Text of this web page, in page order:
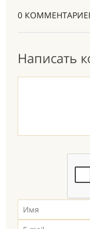
0
Написать